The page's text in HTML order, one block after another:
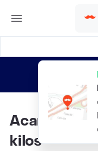
Acana
kilos